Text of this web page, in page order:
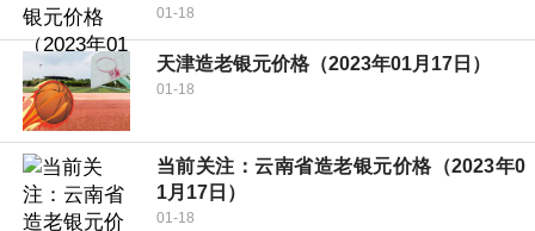
01-18
天津造老银元价格（2023年01月17日）
01-18
当前关注：云南省造老银元价格（2023年0
1月17日）
01-18